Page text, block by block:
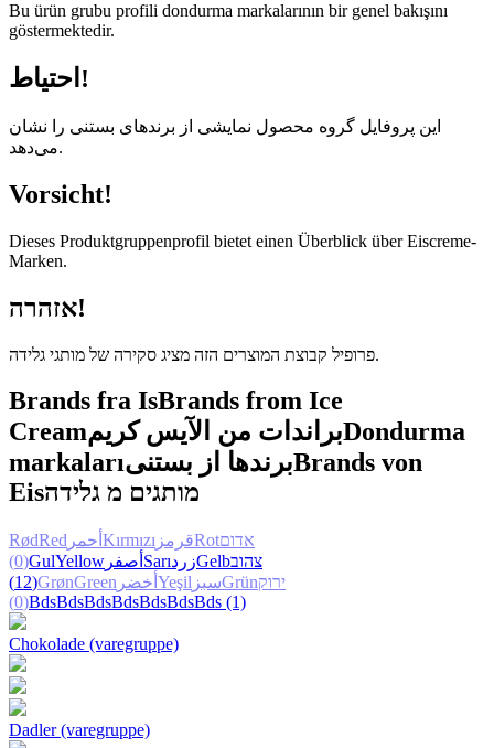
Bu ürün grubu profili dondurma markalarının bir genel bakışını
göstermektedir.
احتیاط!
این پروفایل گروه محصول نمایشی از برندهای بستنی را نشان
می‌دهد.
Vorsicht!
Dieses Produktgruppenprofil bietet einen Überblick über Eiscreme-
Marken.
אזהרה!
פרופיל קבוצת המוצרים הזה מציג סקירה של מותגי גלידה.
Brands fra IsBrands from Ice
Creamبراندات من الآيس كريمDondurma
markalarıبرندها از بستنیBrands von
Eisמותגים מ גלידה
RødRed أحمر Kırmızı قرمزRotאדום
(0)GulYellow أصفر SarıزردGelbצהוב
(12)GrønGreen أخضر Yeşil سبزGrünירוק
(0)BdsBdsBdsBdsBdsBdsBds (1)
Chokolade (varegruppe)
Dadler (varegruppe)